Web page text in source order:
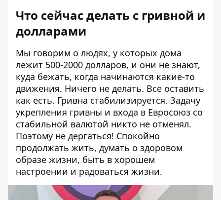
Что сейчас делать с гривной и
долларами
Мы говорим о людях, у которых дома
лежит 500-2000 долларов, и они не знают,
куда бежать, когда начинаются какие-то
движения. Ничего не делать. Все оставить
как есть. Гривна стабилизируется. Задачу
укрепления гривны и входа в Евросоюз со
стабильной валютой никто не отменял.
Поэтому не дергаться! Спокойно
продолжать жить, думать о здоровом
образе жизни, быть в хорошем
настроении и радоваться жизни.